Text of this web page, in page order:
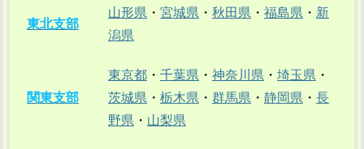
東北支部
山形県 ・ 宮城県 ・ 秋田県 ・ 福島県 ・ 新
潟県
関東支部
東京都 ・ 千葉県 ・ 神奈川県 ・ 埼玉県 ・
茨城県 ・ 栃木県 ・ 群馬県 ・ 静岡県 ・ 長
野県 ・ 山梨県